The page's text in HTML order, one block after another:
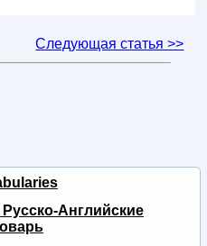
Следующая статья >>
Английские